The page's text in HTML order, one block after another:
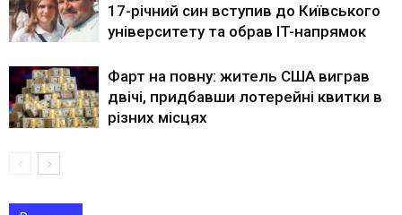
17-річний син вступив до Київського
університету та обрав IT-напрямок
Фарт на повну: житель США виграв
двічі, придбавши лотерейні квитки в
різних місцях